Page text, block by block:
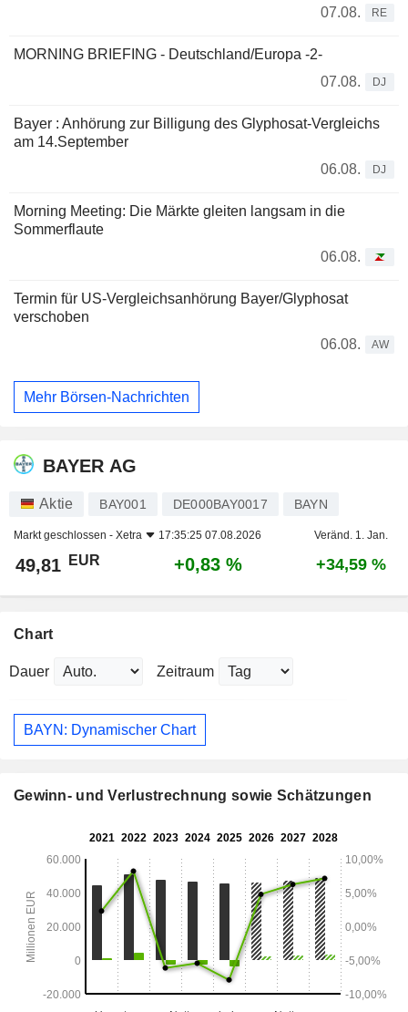
07.08.
RE
MORNING BRIEFING - Deutschland/Europa -2-
07.08.
DJ
Bayer : Anhörung zur Billigung des Glyphosat-Vergleichs
am 14.September
06.08.
DJ
Morning Meeting: Die Märkte gleiten langsam in die
Sommerflaute
06.08.
Termin für US-Vergleichsanhörung Bayer/Glyphosat
verschoben
06.08.
AW
Mehr Börsen-Nachrichten
BAYER AG
Aktie BAY001 DE000BAY0017 BAYN
Markt geschlossen - Xetra 17:35:25 07.08.2026 Veränd. 1. Jan.
49,81 EUR +0,83 % +34,59 %
Chart
Dauer Zeitraum
BAYN: Dynamischer Chart
Gewinn- und Verlustrechnung sowie Schätzungen